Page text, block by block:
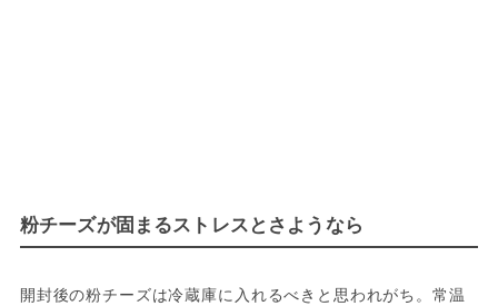
粉チーズが固まるストレスとさようなら
開封後の粉チーズは冷蔵庫に入れるべきと思われがち。常温